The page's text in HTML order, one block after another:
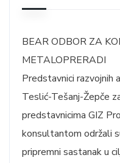
BEAR ODBOR ZA
METALOPRERADI
Predstavnici razvojnih
Teslić-Tešanj-Žepče
predstavnicima GIZ
konsultantom održali
pripremni sastanak u